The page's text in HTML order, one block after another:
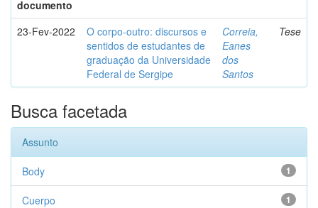
documento
23-Fev-2022
O corpo-outro: discursos e
sentidos de estudantes de
graduação da Universidade
Federal de Sergipe
Correia,
Eanes
dos
Santos
Tese
Busca facetada
Assunto
1
Body
1
Cuerpo